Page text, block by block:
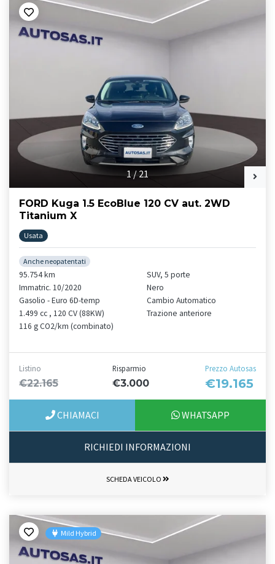
1 /21
FORD Kuga 1.5 EcoBlue 120 CV aut. 2WD
Titanium X
Usata
Anche neopatentati
95.754 km
Immatric. 10/2020
Gasolio - Euro 6D-temp
1.499 cc , 120 CV (88KW)
116 g CO2/km (combinato)
SUV, 5 porte
Nero
Cambio Automatico
Trazione anteriore
Listino
€22.165
Risparmio
€3.000
Prezzo Autosas
€19.165
CHIAMACI WHATSAPP
RICHIEDI INFORMAZIONI
SCHEDA VEICOLO
Mild Hybrid